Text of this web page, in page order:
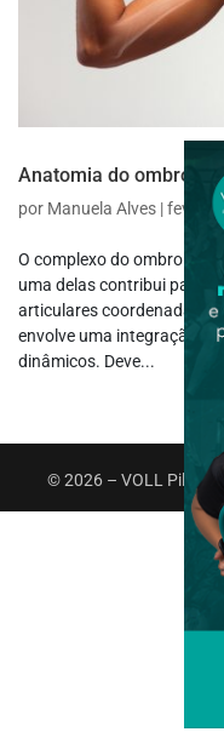
Anatomia do ombro:
por Manuela Alves |fev 5,
O complexo do ombro
uma delas contribui para o
articulares coordenadas.
envolve uma integração
dinâmicos. Deve...
© 2026 – VOLL Pilates